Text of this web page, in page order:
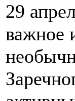
29
важное